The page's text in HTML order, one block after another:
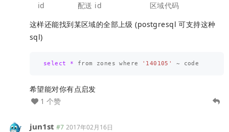
id 配送 id
区域代码
这样还能找到某区域的全部上级 (postgresql 可支持这种
sql)
select * from zones where '140105'
希望能对你有点启发
1 个赞
jun1st #7 2017年02月16日